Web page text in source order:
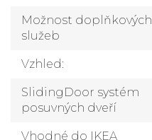
Možnost doplňkových
služeb
Vzhled:
SlidingDoor systém
posuvných dveří
Vhodné do IKEA